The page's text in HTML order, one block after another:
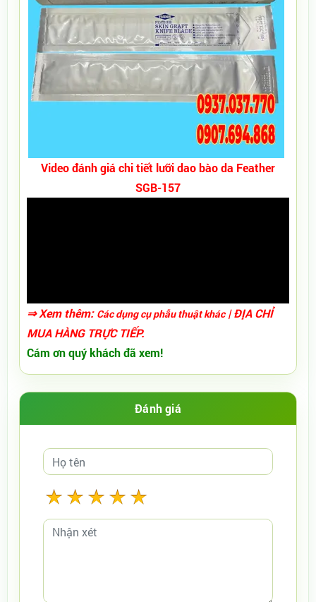
Video đánh giá chi tiết lưỡi dao bào da Feather
SGB-157
⇒ Xem thêm: Các dụng cụ phẫu thuật khác| ĐỊA CHỈ
MUA HÀNG TRỰC TIẾP.
Cám ơn quý khách đã xem!
Đánh giá